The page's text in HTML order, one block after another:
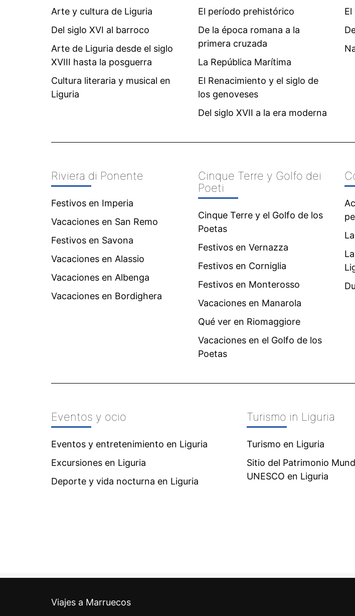
Arte y cultura de Liguria
Del siglo XVI al barroco
Arte de Liguria desde el siglo
XVIII hasta la posguerra
Cultura literaria y musical en
Liguria
El período prehistórico
De la época romana a la
primera cruzada
La República Marítima
El Renacimiento y el siglo de
los genoveses
Del siglo XVII a la era moderna
Riviera di Ponente
Festivos en Imperia
Vacaciones en San Remo
Festivos en Savona
Vacaciones en Alassio
Vacaciones en Albenga
Vacaciones en Bordighera
Cinque Terre y Golfo dei
Poeti
Cinque Terre y el Golfo de los
Poetas
Festivos en Vernazza
Festivos en Corniglia
Festivos en Monterosso
Vacaciones en Manarola
Qué ver en Riomaggiore
Vacaciones en el Golfo de los
Poetas
Eventos y ocio
Eventos y entretenimiento en Liguria
Excursiones en Liguria
Deporte y vida nocturna en Liguria
Turismo in Liguria
Turismo en Liguria
Sitio del Patrimonio
UNESCO en Liguria
Viajes a Marruecos